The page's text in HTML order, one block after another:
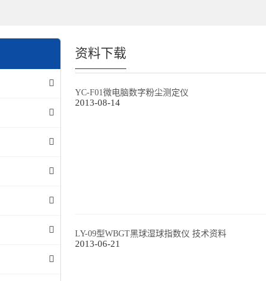
资料下载
YC-F01微电脑数字粉尘测定仪
2013-08-14
LY-09型WBGT黑球湿球指数仪 技术资料
2013-06-21